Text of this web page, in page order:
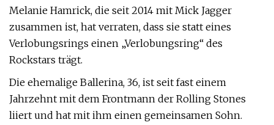
Melanie Hamrick, die seit 2014 mit Mick Jagger
zusammen ist, hat verraten, dass sie statt eines
Verlobungsrings einen „Verlobungsring“ des
Rockstars trägt.
Die ehemalige Ballerina, 36, ist seit fast einem
Jahrzehnt mit dem Frontmann der Rolling Stones
liiert und hat mit ihm einen gemeinsamen Sohn.